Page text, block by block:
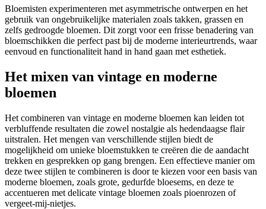
Bloemisten experimenteren met asymmetrische ontwerpen en het
gebruik van ongebruikelijke materialen zoals takken, grassen en
zelfs gedroogde bloemen. Dit zorgt voor een frisse benadering van
bloemschikken die perfect past bij de moderne interieurtrends, waar
eenvoud en functionaliteit hand in hand gaan met esthetiek.
Het mixen van vintage en moderne
bloemen
Het combineren van vintage en moderne bloemen kan leiden tot
verbluffende resultaten die zowel nostalgie als hedendaagse flair
uitstralen. Het mengen van verschillende stijlen biedt de
mogelijkheid om unieke bloemstukken te creëren die de aandacht
trekken en gesprekken op gang brengen. Een effectieve manier om
deze twee stijlen te combineren is door te kiezen voor een basis van
moderne bloemen, zoals grote, gedurfde bloesems, en deze te
accentueren met delicate vintage bloemen zoals pioenrozen of
vergeet-mij-nietjes.